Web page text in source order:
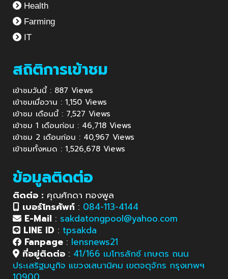
Health
Farming
IT
สถิติการเข้าชม
เข้าชมวันนี้ : 887 Views
เข้าชมเมื่อวาน : 1,150 Views
เข้าชม เดือนนี้ : 7,527 Views
เข้าชม 1 เดือนก่อน : 46,718 Views
เข้าชม 2 เดือนก่อน : 40,967 Views
เข้าชมทั้งหมด : 1,526,678 Views
ข้อมูลติดต่อ
ติดต่อ : คุณศักดา ทองพูล
เบอร์โทรศัพท์ : 084-113-4144
E-Mail : sakdatongpool@yahoo.com
LINE ID : tpsakda
Fanpage : lensnews21
ที่อยู่ติดต่อ : 41/166 เมโทรลักซ์ เกษตร ถนน
ประเสริฐมนูกิจ แขวงเสนานิคม เขตจตุจักร กรุงเทพฯ